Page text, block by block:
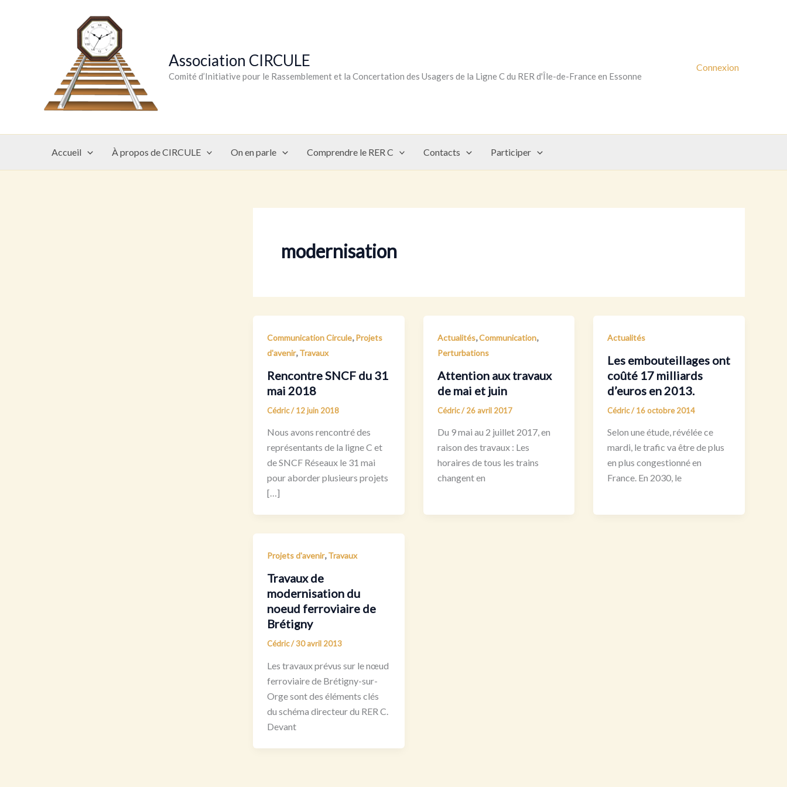
Association CIRCULE
Comité d’Initiative pour le Rassemblement et la Concertation des Usagers de la Ligne C du RER d'Île-de-France en Essonne
Connexion
Accueil À propos de CIRCULE On en parle Comprendre le RER C Contacts Participer
modernisation
Communication Circule,Projets
d'avenir,Travaux
Rencontre SNCF du 31
mai 2018
Cédric/12 juin 2018
Nous avons rencontré des
représentants de la ligne C et
de SNCF Réseaux le 31 mai
pour aborder plusieurs projets
[…]
Actualités,Communication,
Perturbations
Attention aux travaux
de mai et juin
Cédric/26 avril 2017
Du 9 mai au 2 juillet 2017, en
raison des travaux : Les
horaires de tous les trains
changent en
Actualités
Les embouteillages ont
coûté 17 milliards
d’euros en 2013.
Cédric/16 octobre 2014
Selon une étude, révélée ce
mardi, le trafic va être de plus
en plus congestionné en
France. En 2030, le
Projets d'avenir,Travaux
Travaux de
modernisation du
noeud ferroviaire de
Brétigny
Cédric/30 avril 2013
Les travaux prévus sur le nœud
ferroviaire de Brétigny-sur-
Orge sont des éléments clés
du schéma directeur du RER C.
Devant